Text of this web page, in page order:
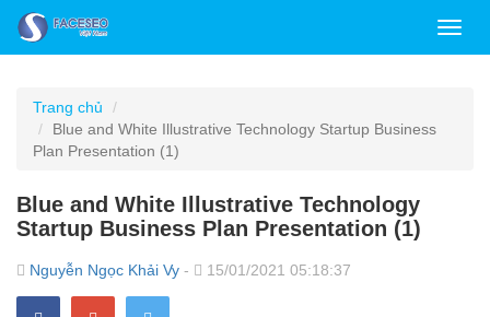
Trang chủ
Blue and White Illustrative Technology Startup Business
Plan Presentation (1)
Blue and White Illustrative Technology
Startup Business Plan Presentation (1)
Nguyễn Ngọc Khải Vy - 15/01/2021 05:18:37